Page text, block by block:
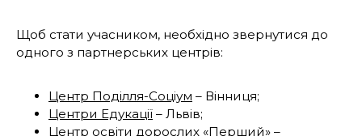
Щоб стати учасником, необхідно звернутися до
одного з партнерських центрів:
Центр Поділля-Соціум – Вінниця;
Центри Едукації – Львів;
Центр освіти дорослих «Перший» –